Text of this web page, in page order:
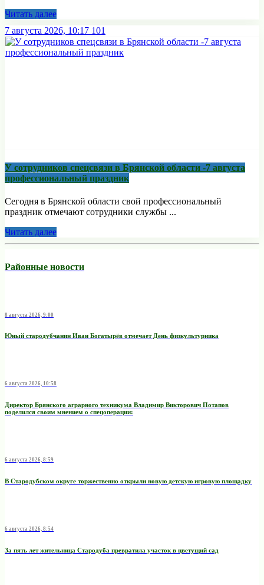
Читать далее
7 августа 2026, 10:17 101
У сотрудников спецсвязи в Брянской области -7 августа
профессиональный праздник
Сегодня в Брянской области свой профессиональный
праздник отмечают сотрудники службы ...
Читать далее
Районные новости
8 августа 2026, 9:00
Юный стародубчанин Иван Богатырёв отмечает День физкультурника
6 августа 2026, 10:58
Директор Брянского аграрного техникума Владимир Викторович Потапов
поделился своим мнением о спецоперации:
6 августа 2026, 8:59
В Стародубском округе торжественно открыли новую детскую игровую площадку
6 августа 2026, 8:54
За пять лет жительница Стародуба превратила участок в цветущий сад